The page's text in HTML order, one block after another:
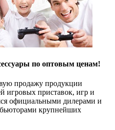
по оптовым ценам!
продажу продукции
игровых приставок, игр и
официальными дилерами и
крупнейших